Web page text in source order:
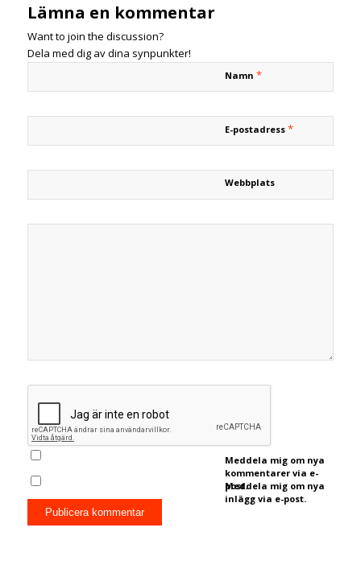
Lämna en kommentar
Want to join the discussion?
Dela med dig av dina synpunkter!
Namn *
E-postadress *
Webbplats
Meddela mig om nya
kommentarer via e-
post.
Meddela mig om nya
inlägg via e-post.